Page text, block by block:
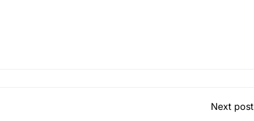
Next post